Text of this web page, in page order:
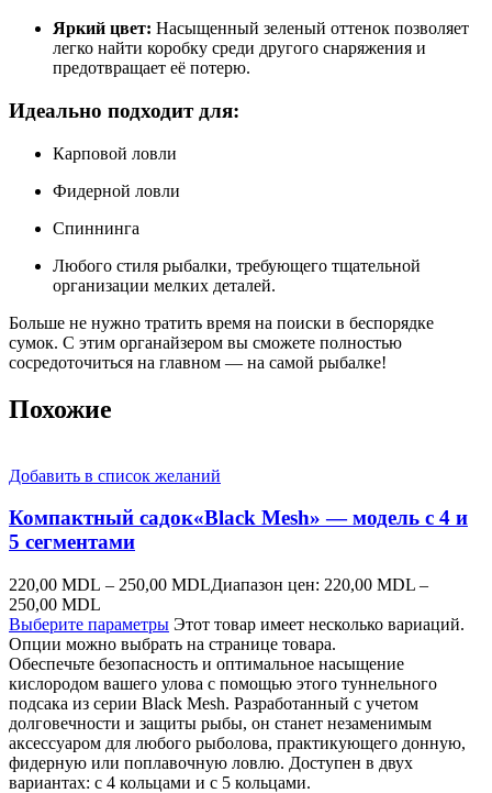
Яркий цвет: Насыщенный зеленый оттенок позволяет
легко найти коробку среди другого снаряжения и
предотвращает её потерю.
Идеально подходит для:
Карповой ловли
Фидерной ловли
Спиннинга
Любого стиля рыбалки, требующего тщательной
организации мелких деталей.
Больше не нужно тратить время на поиски в беспорядке
сумок. С этим органайзером вы сможете полностью
сосредоточиться на главном — на самой рыбалке!
Похожие
Добавить в список желаний
Компактный садок«Black Mesh» — модель с 4 и
5 сегментами
220,00 MDL – 250,00 MDLДиапазон цен: 220,00 MDL –
250,00 MDL
Выберите параметры Этот товар имеет несколько вариаций.
Опции можно выбрать на странице товара.
Обеспечьте безопасность и оптимальное насыщение
кислородом вашего улова с помощью этого туннельного
подсака из серии Black Mesh. Разработанный с учетом
долговечности и защиты рыбы, он станет незаменимым
аксессуаром для любого рыболова, практикующего донную,
фидерную или поплавочную ловлю. Доступен в двух
вариантах: с 4 кольцами и с 5 кольцами.